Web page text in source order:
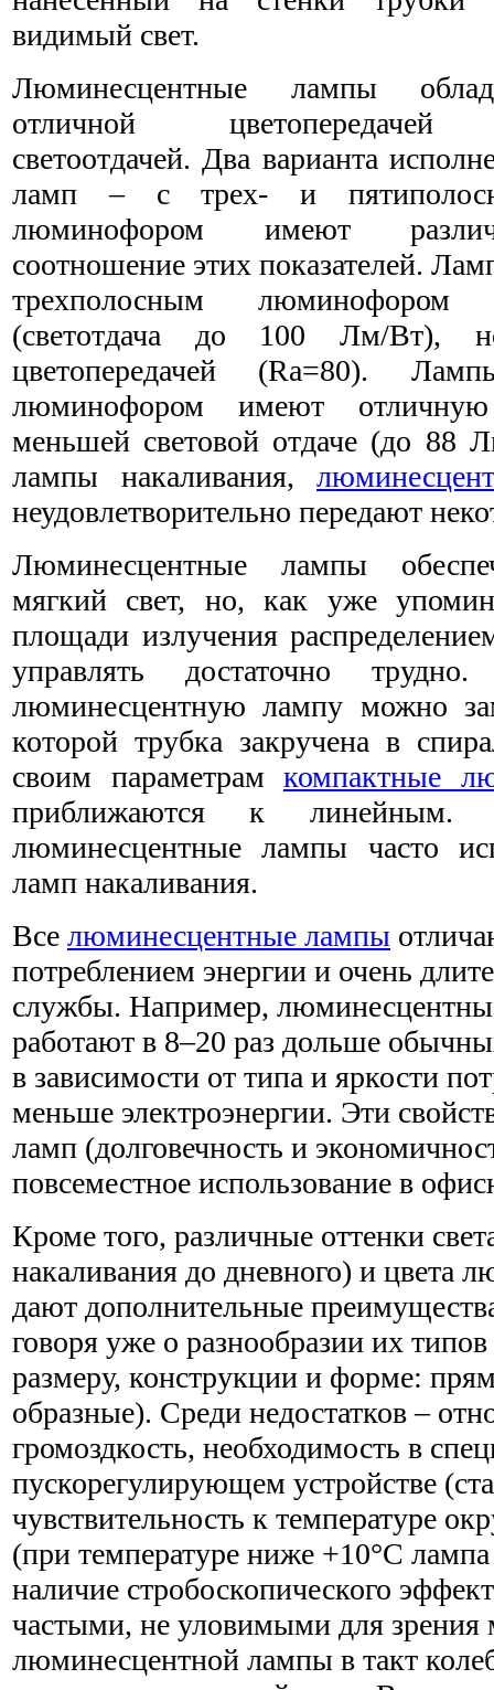
видимый свет.
Люминесцентные лампы
отличной
светоотдачей. Два варианта
ламп – с трех- и
люминофором имеют
соотношение этих показателей.
трехполосным люминофором
(светотдача до 100 Лм/Вт),
цветопередачей (Ra=80).
люминофором имеют отличную
меньшей световой отдаче (до 88
лампы накаливания,
неудовлетворительно передают
Люминесцентные лампы
мягкий свет, но, как уже
площади излучения
управлять достаточно
люминесцентную лампу можно
которой трубка закручена в
своим параметрам компактные
приближаются к линейным.
люминесцентные лампы часто
ламп накаливания.
Все люминесцентные лампы
потреблением энергии и очень
службы. Например,
работают в 8–20 раз дольше
в зависимости от типа и яркости
меньше электроэнергии. Эти
ламп (долговечность и
повсеместное использование в
Кроме того, различные оттенки
накаливания до дневного) и цвета
дают дополнительные
говоря уже о разнообразии их
размеру, конструкции и форме:
образные). Среди недостатков –
громоздкость, необходимость в
пускорегулирующем устройстве
чувствительность к температуре
(при температуре ниже +10°С
наличие стробоскопического
частыми, не уловимыми для зрения
люминесцентной лампы в такт